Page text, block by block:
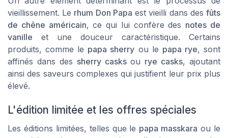
vieillissement. Le rhum Don Papa est vieilli dans desfûts
de chêne américain, ce qui lui confère des notes de
vanille et une douceur caractéristique. Certains
produits, comme le papa sherry ou le papa rye, sont
affinés dans des sherry casksou rye casks, ajoutant
ainsi des saveurs complexes qui justifient leur prix plus
élevé.
L'édition limitée et les offres spéciales
Les éditions limitées, telles que le papa masskara ou le